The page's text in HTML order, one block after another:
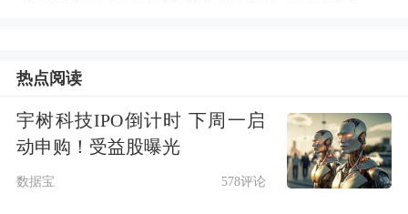
饰消费并未大幅增长，反而呈现出一种
平稳甚至略显疲软的态势。
热点阅读
宇树科技IPO倒计时 下周一启
动申购！受益股曝光
数据宝 578评论